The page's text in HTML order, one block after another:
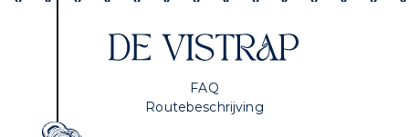
FAQ
Routebeschrijving